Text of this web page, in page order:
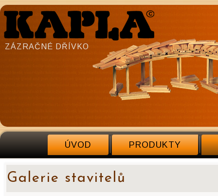
ZÁZRAČNÉ DŘÍVKO
ÚVOD PRODUKTY
Galerie stavitelů